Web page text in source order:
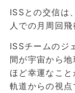
ISSとの交信は
人での月周回
ISSチームのジ
間が宇宙から
ほど幸運なこ
軌道からの視